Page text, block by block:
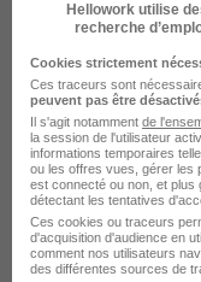
Digital School of
Levallois-Perret -
Voir l’offre
Hellowork utilise
recherche
Cookies strictement
Ces traceurs sont
peuvent pas être
Il s'agit notamment de
la session de l'utilisateur
informations temporaires
ou les offres vues, gérer les
est connecté ou non, et plus
détectant les tentatives
Ces cookies ou traceurs
d'acquisition d'audience en
comment nos utilisateurs
des différentes sources de